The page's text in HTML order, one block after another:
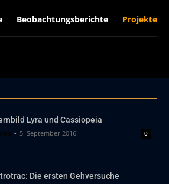
Beobachtungsberichte Projekte
Lyra und Cassiopeia
- 5. September 2016 0
Die ersten Gehversuche